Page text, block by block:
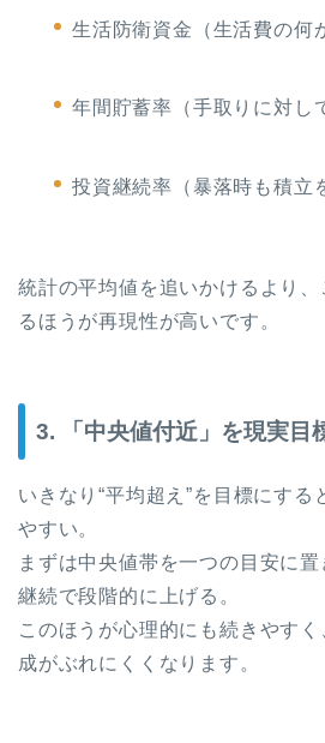
生活防衛資金（生活費の何
年間貯蓄率（手取りに対し
投資継続率（暴落時も積立
統計の平均値を追いかけるより
るほうが再現性が高いです。
3. 「中央値付近」を現実目
いきなり“平均超え”を目標にす
やすい。
まずは中央値帯を一つの目安に
継続で段階的に上げる。
このほうが心理的にも続きやす
成がぶれにくくなります。